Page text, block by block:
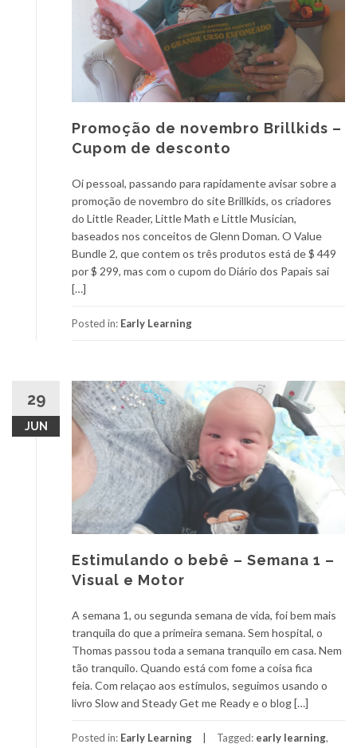
Promoção de novembro Brillkids –
Cupom de desconto
Oi pessoal, passando para rapidamente avisar sobre a
promoção de novembro do site Brillkids, os criadores
do Little Reader, Little Math e Little Musician,
baseados nos conceitos de Glenn Doman. O Value
Bundle 2, que contem os três produtos está de $ 449
por $ 299, mas com o cupom do Diário dos Papais sai
[…]
Posted in: Early Learning
29
JUN
Estimulando o bebê – Semana 1 –
Visual e Motor
A semana 1, ou segunda semana de vida, foi bem mais
tranquila do que a primeira semana. Sem hospital, o
Thomas passou toda a semana tranquilo em casa. Nem
tão tranquilo. Quando está com fome a coisa fica
feia. Com relaçao aos estímulos, seguimos usando o
livro Slow and Steady Get me Ready e o blog […]
Posted in: Early Learning Tagged: early learning,